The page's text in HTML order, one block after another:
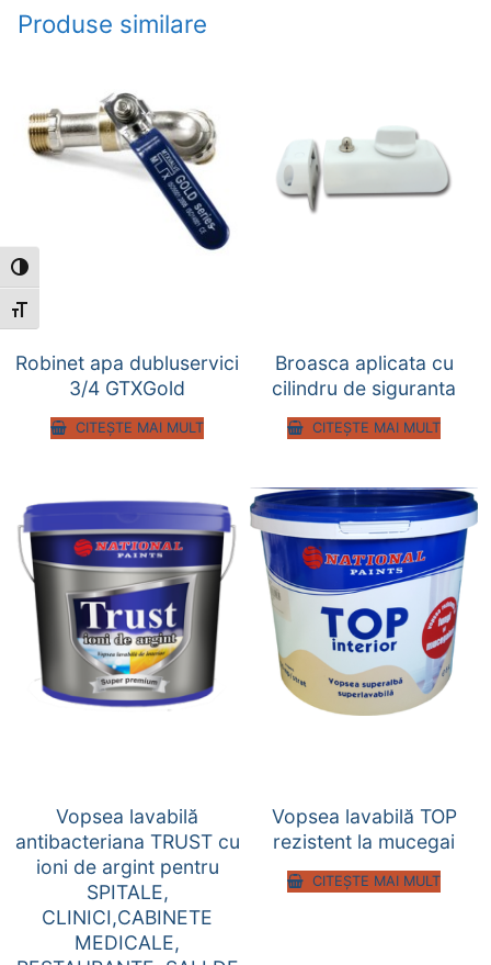
Toggle High Contrast
Toggle Font size
Produse similare
Robinet apa dubluservici
3/4 GTXGold
CITEȘTE MAI MULT
Broasca aplicata cu
cilindru de siguranta
CITEȘTE MAI MULT
Vopsea lavabilă
antibacteriana TRUST cu
ioni de argint pentru
SPITALE,
CLINICI,CABINETE
MEDICALE,
Vopsea lavabilă TOP
rezistent la mucegai
CITEȘTE MAI MULT